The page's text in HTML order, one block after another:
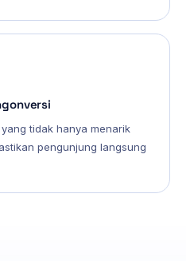
tidak hanya menarik
pengunjung langsung